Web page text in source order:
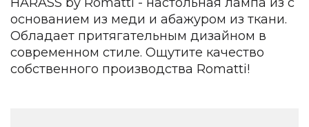
Детская мебель
Уличная и садовая мебель
Фитнес и wellness-оборудование
Коллекции
основанием из меди и абажуром из ткани.
Обладает притягательным дизайном в
современном стиле. Ощутите качество
собственного производства Romatti!